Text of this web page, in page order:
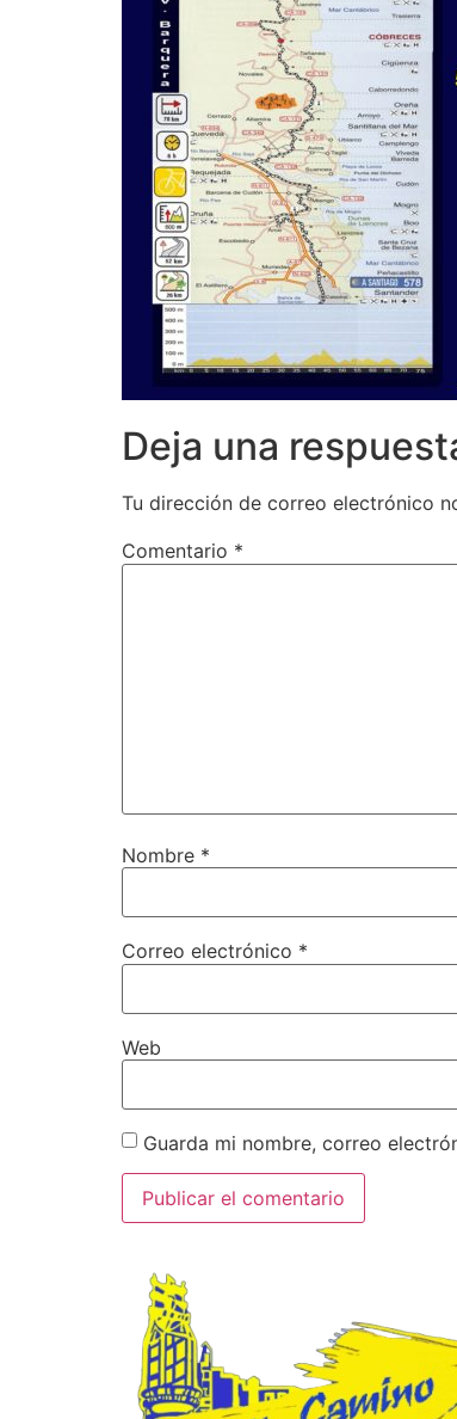
Deja una
Tu dirección de correo electrónico
Comentario *
Nombre *
Correo electrónico *
Web
Guarda mi nombre, correo